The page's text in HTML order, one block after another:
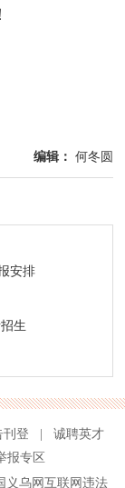
编辑： 何冬圆
安排
生
刊登
诚聘英才
报专区
义乌网互联网违法